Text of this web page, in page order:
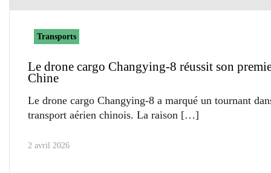
Transports
Le drone cargo Changying-8 réussit son
Chine
Le drone cargo Changying-8 a marqué un tournant
transport aérien chinois. La raison
2 avril 2026